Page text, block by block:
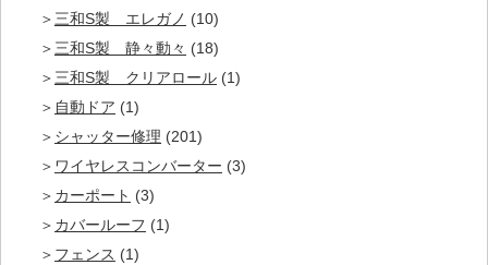
三和S製 エレガノ (10)
三和S製 静々動々 (18)
三和S製 クリアロール (1)
自動ドア (1)
シャッター修理 (201)
ワイヤレスコンバーター (3)
カーポート (3)
カバールーフ (1)
フェンス (1)